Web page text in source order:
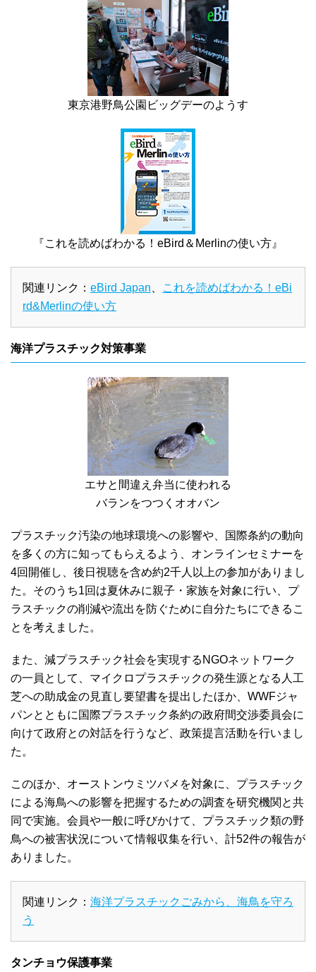
東京港野鳥公園ビッグデーのようす
『これを読めばわかる！eBird＆Merlinの使い方』
関連リンク： eBird Japan
これを読めばわかる！eBi
rd&Merlinの使い方
海洋プラスチック対策事業
エサと間違え弁当に使われる
バランをつつくオオバン
プラスチック汚染の地球環境への影響や、国際条約の動向
を多くの方に知ってもらえるよう、オンラインセミナーを
4回開催し、後日視聴を含め約2千人以上の参加がありまし
た。そのうち1回は夏休みに親子・家族を対象に行い、プ
ラスチックの削減や流出を防ぐために自分たちにできるこ
とを考えました。
また、減プラスチック社会を実現するNGOネットワーク
の一員として、マイクロプラスチックの発生源となる人工
芝への助成金の見直し要望書を提出したほか、WWFジャ
パンとともに国際プラスチック条約の政府間交渉委員会に
向けて政府との対話を行うなど、政策提言活動を行いまし
た。
このほか、オーストンウミツバメを対象に、プラスチック
による海鳥への影響を把握するための調査を研究機関と共
同で実施。会員や一般に呼びかけて、プラスチック類の野
鳥への被害状況について情報収集を行い、計52件の報告が
ありました。
関連リンク： 海洋プラスチックごみから、海鳥を守ろ
う
タンチョウ保護事業